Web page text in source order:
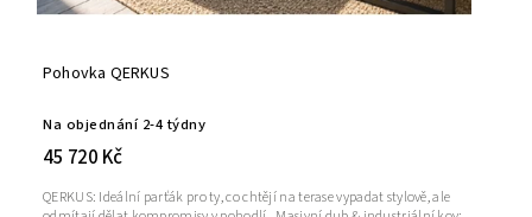
Pohovka QERKUS
Na objednání 2-4 týdny
45 720 Kč
QERKUS: Ideální parťák pro ty, co chtějí na terase vypadat stylově, ale